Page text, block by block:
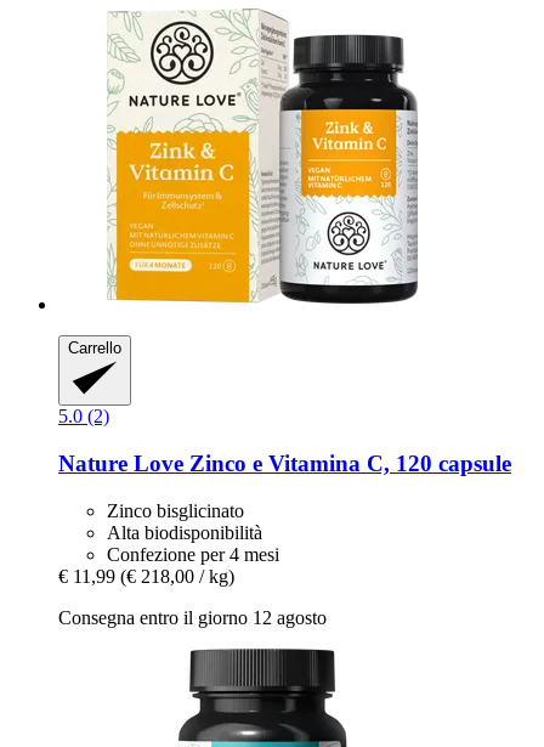
Carrello
5.0 (2)
Nature Love Zinco e Vitamina C, 120 capsule
Zinco bisglicinato
Alta biodisponibilità
Confezione per 4 mesi
€ 11,99 (€ 218,00 / kg)
Consegna entro il giorno 12 agosto